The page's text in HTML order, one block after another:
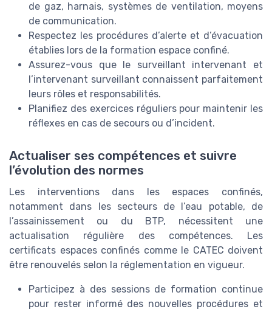
de gaz, harnais, systèmes de ventilation, moyens
de communication.
Respectez les procédures d’alerte et d’évacuation
établies lors de la formation espace confiné.
Assurez-vous que le surveillant intervenant et
l’intervenant surveillant connaissent parfaitement
leurs rôles et responsabilités.
Planifiez des exercices réguliers pour maintenir les
réflexes en cas de secours ou d’incident.
Actualiser ses compétences et suivre
l’évolution des normes
Les interventions dans les espaces confinés,
notamment dans les secteurs de l’eau potable, de
l’assainissement ou du BTP, nécessitent une
actualisation régulière des compétences. Les
certificats espaces confinés comme le CATEC doivent
être renouvelés selon la réglementation en vigueur.
Participez à des sessions de formation continue
pour rester informé des nouvelles procédures et